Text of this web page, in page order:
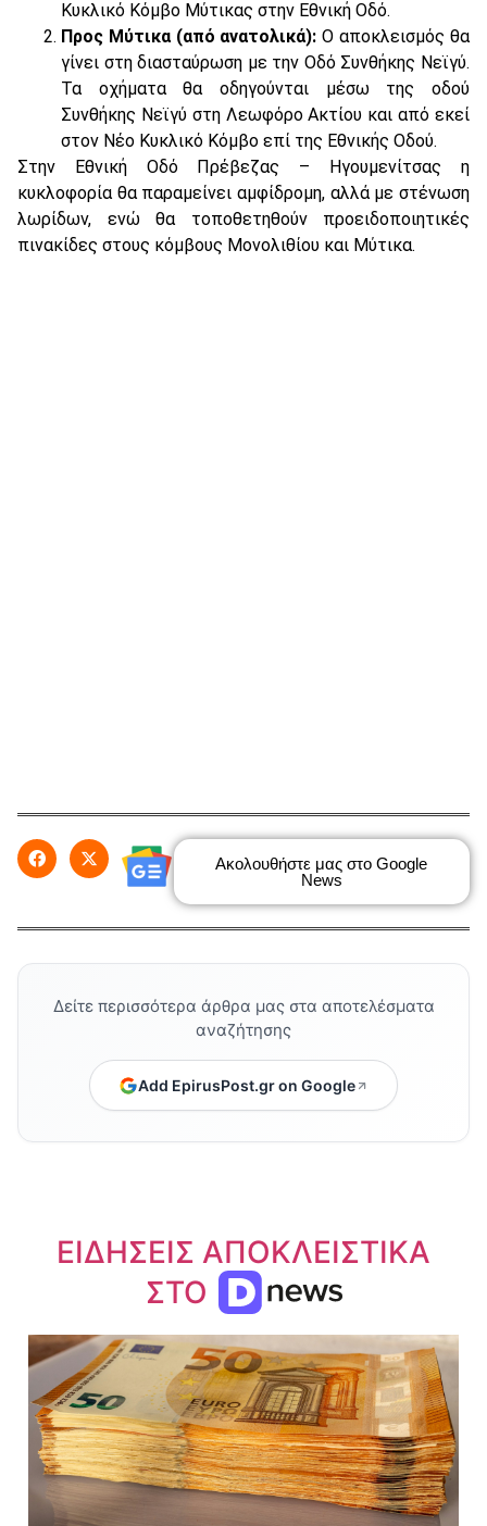
Κυκλικό Κόμβο Μύτικας στην Εθνική Οδό.
Προς Μύτικα (από ανατολικά): Ο αποκλεισμός θα
γίνει στη διασταύρωση με την Οδό Συνθήκης Νεϊγύ.
Τα οχήματα θα οδηγούνται μέσω της οδού
Συνθήκης Νεϊγύ στη Λεωφόρο Ακτίου και από εκεί
στον Νέο Κυκλικό Κόμβο επί της Εθνικής Οδού.
Στην Εθνική Οδό Πρέβεζας – Ηγουμενίτσας η
κυκλοφορία θα παραμείνει αμφίδρομη, αλλά με στένωση
λωρίδων, ενώ θα τοποθετηθούν προειδοποιητικές
πινακίδες στους κόμβους Μονολιθίου και Μύτικα.
Ακολουθήστε μας στο Google
News
Δείτε περισσότερα άρθρα μας στα αποτελέσματα
αναζήτησης
Add EpirusPost.gr on Google
ΕΙΔΗΣΕΙΣ ΑΠΟΚΛΕΙΣΤΙΚΑ
ΣΤΟ